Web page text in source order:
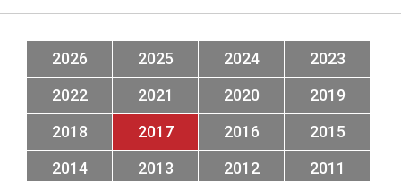
2026 2025 2024
2023
2022
2021 2020
2019
2018
2017 2016
2015
2014
2013 2012
2011